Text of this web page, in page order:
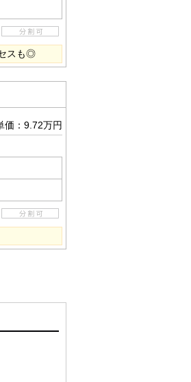
スも◎
価：9.72万円